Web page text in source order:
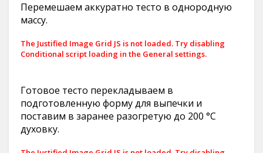
Перемешаем аккуратно тесто в однородную
массу.
The Justified Image Grid JS is not loaded. Try disabling
Conditional script loading in the General settings.
Готовое тесто перекладываем в
подготовленную форму для выпечки и
поставим в заранее разогретую до 200 °С
духовку.